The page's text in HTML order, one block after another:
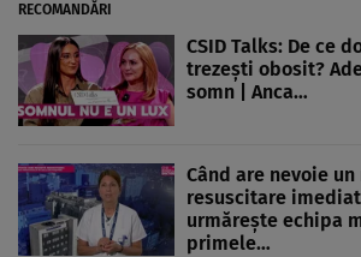
RECOMANDĂRI
CSID Talks: De ce
trezești obosit?
somn | Anca…
Când are nevoie
resuscitare
urmărește echipa
primele…